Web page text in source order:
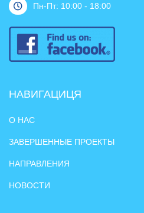
Пн-Пт: 10:00 - 18:00
НАВИГАЦИЦЯ
О НАС
ЗАВЕРШЕННЫЕ ПРОЕКТЫ
НАПРАВЛЕНИЯ
НОВОСТИ